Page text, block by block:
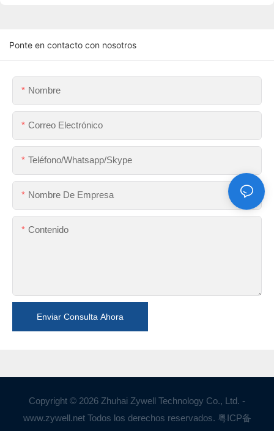
Ponte en contacto con nosotros
Nombre
Correo Electrónico
Teléfono/whatsapp/skype
Nombre De Empresa
Contenido
Enviar Consulta Ahora
Copyright © 2026 Zhuhai Zywell Technology Co., Ltd. -
www.zywell.net Todos los derechos reservados. 粤ICP备